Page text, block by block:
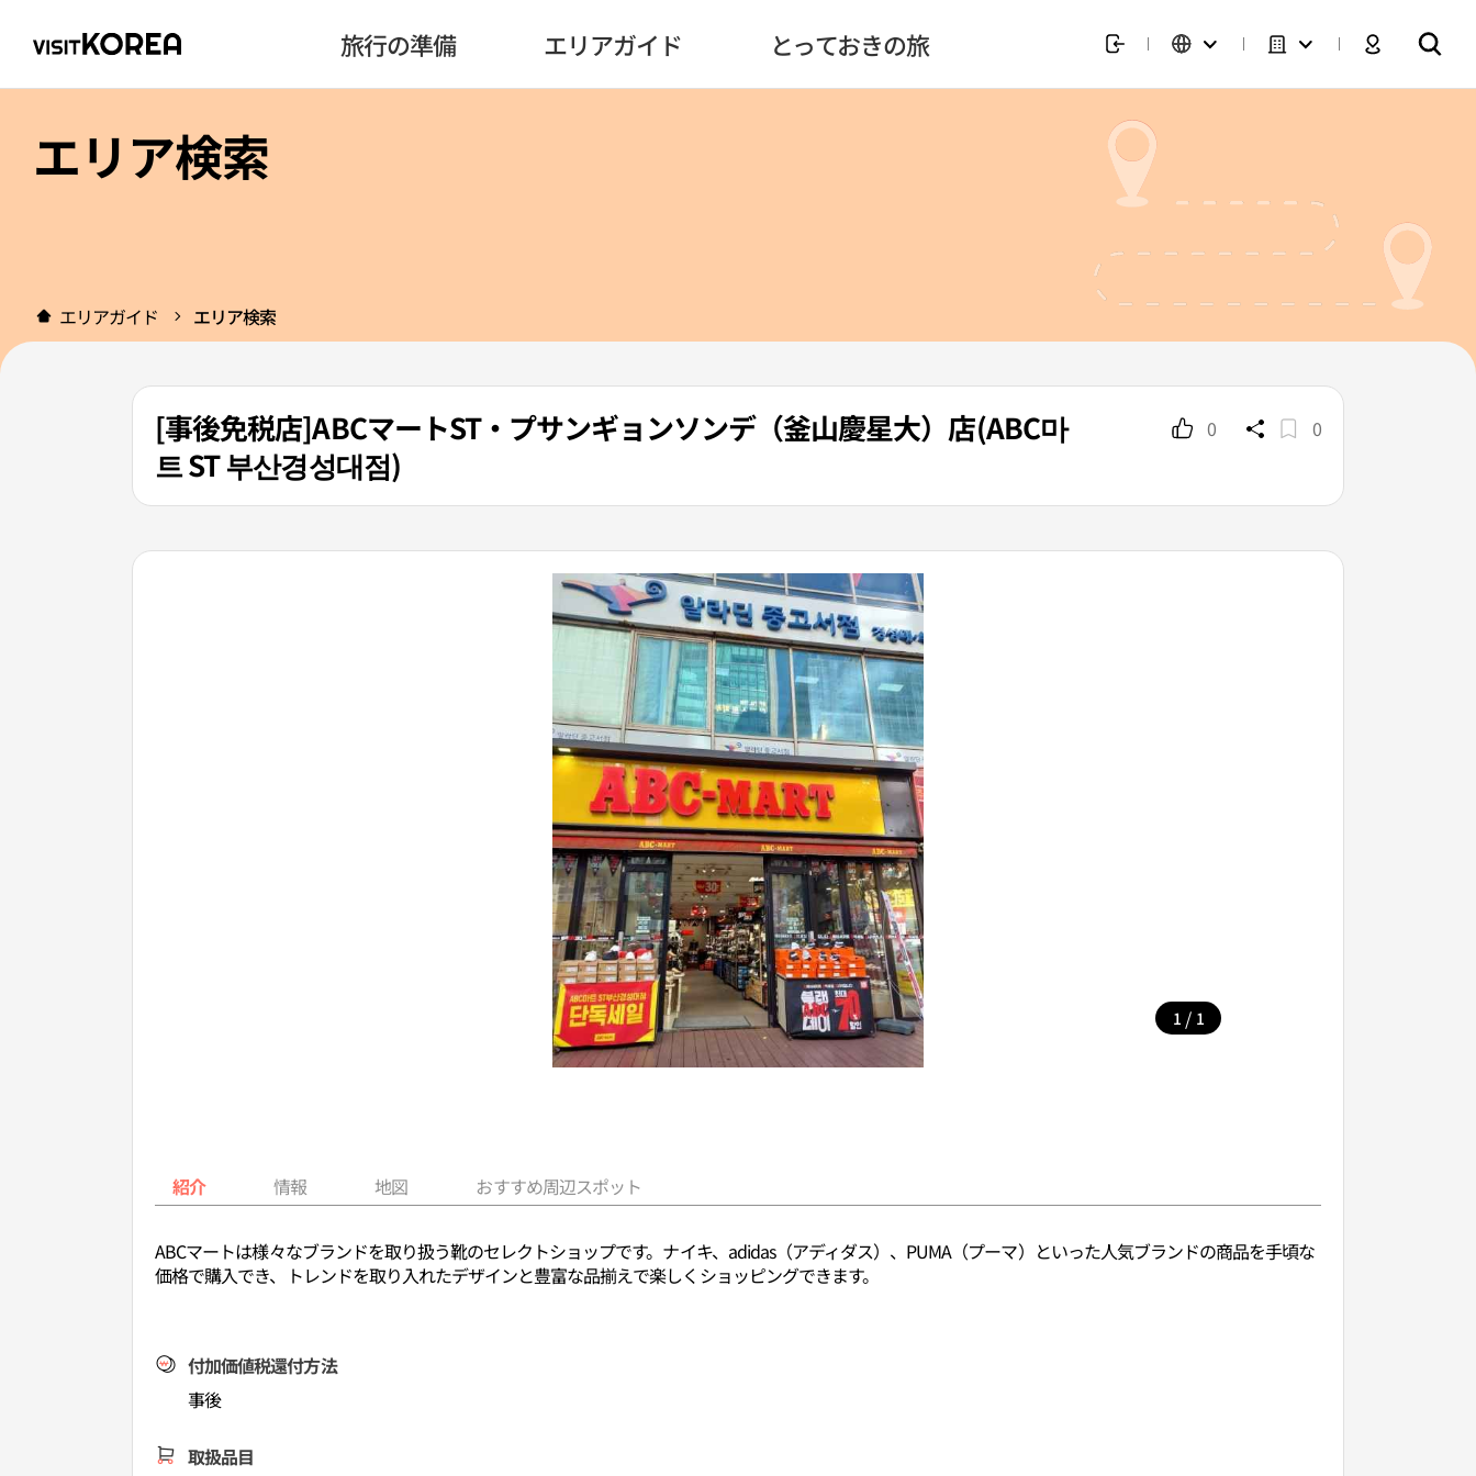
旅行の準備 エリアガイド とっておきの旅
エリア検索
エリアガイド エリア検索
[事後免税店]ABCマートST・プサンギョンソンデ（釜山慶星大）店(ABC마
트 ST 부산경성대점)
0 0
1 / 1
紹介 情報 地図 おすすめ周辺スポット
ABCマートは様々なブランドを取り扱う靴のセレクトショップです。ナイキ、adidas（アディダス）、PUMA（プーマ）といった人気ブランドの商品を手頃な
価格で購入でき、トレンドを取り入れたデザインと豊富な品揃えで楽しくショッピングできます。
付加価値税還付方法
事後
取扱品目